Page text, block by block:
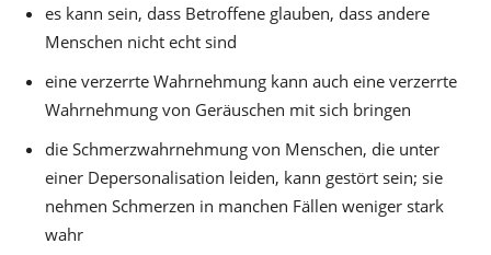
es kann sein, dass Betroffene glauben, dass andere
Menschen nicht echt sind
eine verzerrte Wahrnehmung kann auch eine verzerrte
Wahrnehmung von Geräuschen mit sich bringen
die Schmerzwahrnehmung von Menschen, die unter
einer Depersonalisation leiden, kann gestört sein; sie
nehmen Schmerzen in manchen Fällen weniger stark
wahr